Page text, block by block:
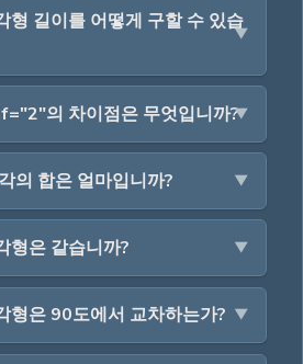
형 길이를 어떻게 구할 수 있습
의 차이점은 무엇입니까?
의 합은 얼마입니까?
형은 같습니까?
형은 90도에서 교차하는가?